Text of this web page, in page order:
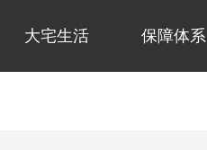
大宅生活 保障体系